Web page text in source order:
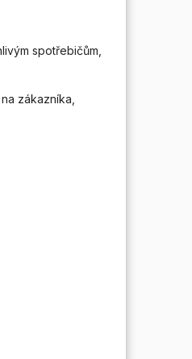
spotřebičům,
zákazníka,